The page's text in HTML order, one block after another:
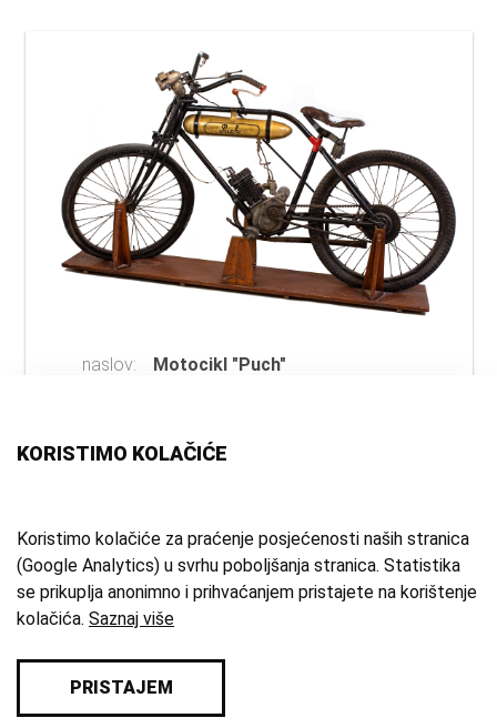
naslov:
Motocikl "Puch"
građe:
vrijeme
izrade:
1923. g.
zbirka: Kulturno-povijesna zbirka
KORISTIMO KOLAČIĆE
Koristimo kolačiće za praćenje posjećenosti naših stranica
(Google Analytics) u svrhu poboljšanja stranica. Statistika
se prikuplja anonimno i prihvaćanjem pristajete na korištenje
kolačića. Saznaj više
PRISTAJEM